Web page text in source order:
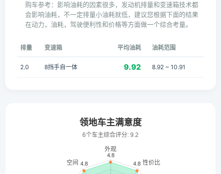
购车参考：影响油耗的因素很多，发动机排量和变速箱技术都
会影响油耗，不一定排量小油耗就低，建议您根据下面的结果
在动力，油耗，驾驶便利性和价格等方面做一个综合考量。
排量 变速箱 平均油耗 油耗范围
2.0 8挡手自一体 9.92 8.92 ~ 10.91